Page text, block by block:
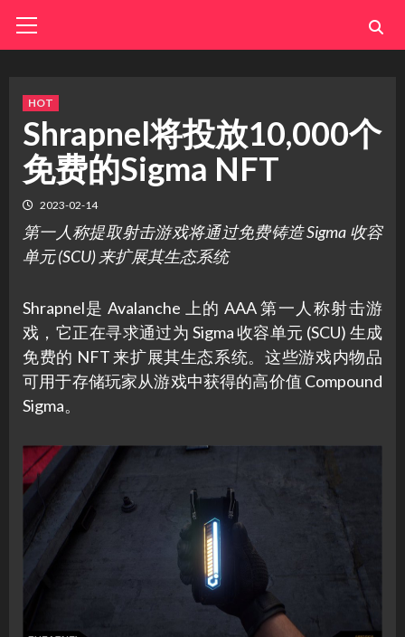
Menu
HOT
Shrapnel将投放10,000个
免费的Sigma NFT
2023-02-14
第一人称提取射击游戏将通过免费铸造 Sigma 收容
单元 (SCU) 来扩展其生态系统
Shrapnel是 Avalanche 上的 AAA 第一人称射击游
戏，它正在寻求通过为 Sigma 收容单元 (SCU) 生成
免费的 NFT 来扩展其生态系统。这些游戏内物品
可用于存储玩家从游戏中获得的高价值 Compound
Sigma。